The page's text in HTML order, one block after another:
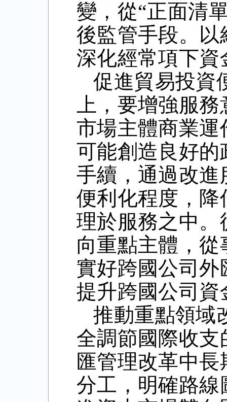
變，從“正面清
後監管手段。
深化經常項下
促進貿易投資
上，要增強服
市場主體商業
可能創造良好
手續，通過改
便利化程度，
理於服務之中
向重點主體，
實好跨國公司外
提升跨國公司資
推動重點領域
全調節國際收
匯管理改革中
分工，明確路